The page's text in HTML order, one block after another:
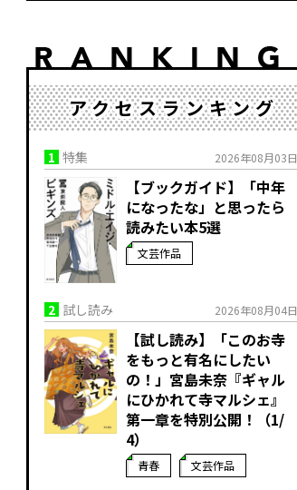
アクセスランキング
1 特集 2026年08月03日
【ブックガイド】「中年
になったな」と思ったら
読みたい本5選
文芸作品
2 試し読み 2026年08月04日
【試し読み】「このお寺
をもっと有名にしたい
の！」宮島未奈『ギャル
にひかれて寺マルシェ』
第一章を特別公開！（1/
4）
青春 文芸作品